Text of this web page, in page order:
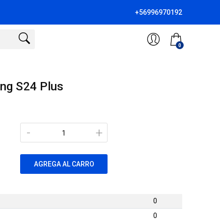
+56996970192
0
S24 Plus
+
-
AGREGA AL CARRO
0
0